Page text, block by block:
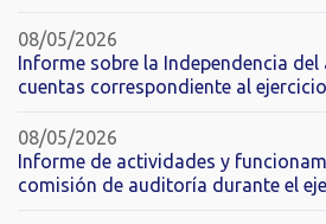
08/05/2026
Informe sobre la Independencia
cuentas correspondiente al
08/05/2026
Informe de actividades y
comisión de auditoría durante el